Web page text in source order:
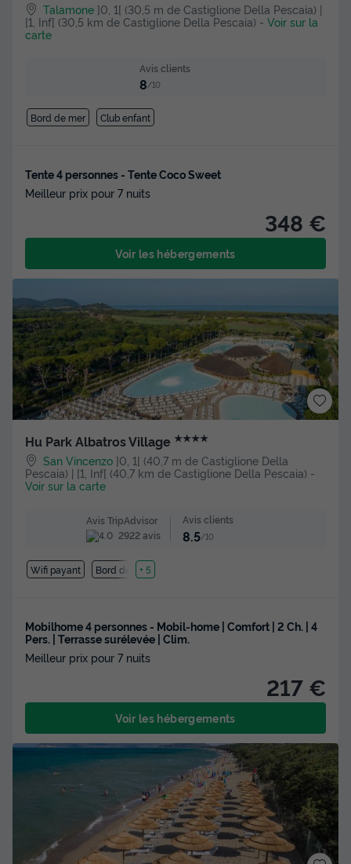
Talamone ]0, 1[ (30,5 m de Castiglione Della Pescaia) |
[1, Inf[ (30,5 km de Castiglione Della Pescaia) - Voir sur la
carte
Avis clients
8/10
Bord de mer Club enfant
Tente 4 personnes - Tente Coco Sweet
Meilleur prix pour 7 nuits
348 €
Voir les hébergements
Hu Park Albatros Village ★★★★
San Vincenzo ]0, 1[ (40,7 m de Castiglione Della
Pescaia) | [1, Inf[ (40,7 km de Castiglione Della Pescaia) -
Voir sur la carte
Avis TripAdvisor
2922 avis
Avis clients
8.5/10
Wifi payant Bord de mer
+ 5
Mobilhome 4 personnes - Mobil-home | Comfort | 2 Ch. | 4
Pers. | Terrasse surélevée | Clim.
Meilleur prix pour 7 nuits
217 €
Voir les hébergements